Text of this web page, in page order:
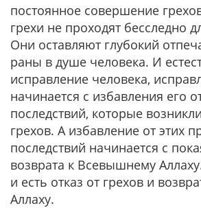
постоянное совершение
грехи не проходят бесследно
Они оставляют глубокий
раны в душе человека. И
исправление человека,
начинается с избавления его
последствий, которые
грехов. А избавление от этих
последствий начинается с
возврата к Всевышнему
и есть отказ от грехов и
Аллаху.